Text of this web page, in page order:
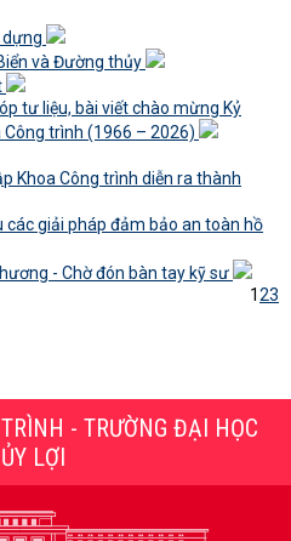
dựng
và Đường thủy
tư liệu, bài viết chào mừng Kỷ
trình (1966 – 2026)
Khoa Công trình diễn ra thành
các giải pháp đảm bảo an toàn hồ
- Chờ đón bàn tay kỹ sư
123
LỢI